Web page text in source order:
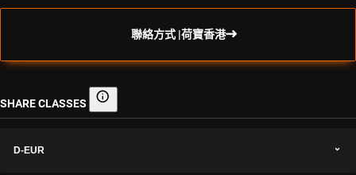
聯絡方式 |荷寶香港
SHARE CLASSES Share classes
D-EUR